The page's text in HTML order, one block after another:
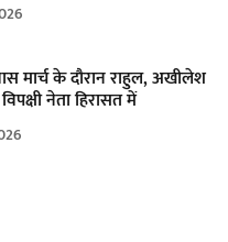
मार्च के दौरान राहुल, अखीलेश
नेता हिरासत में